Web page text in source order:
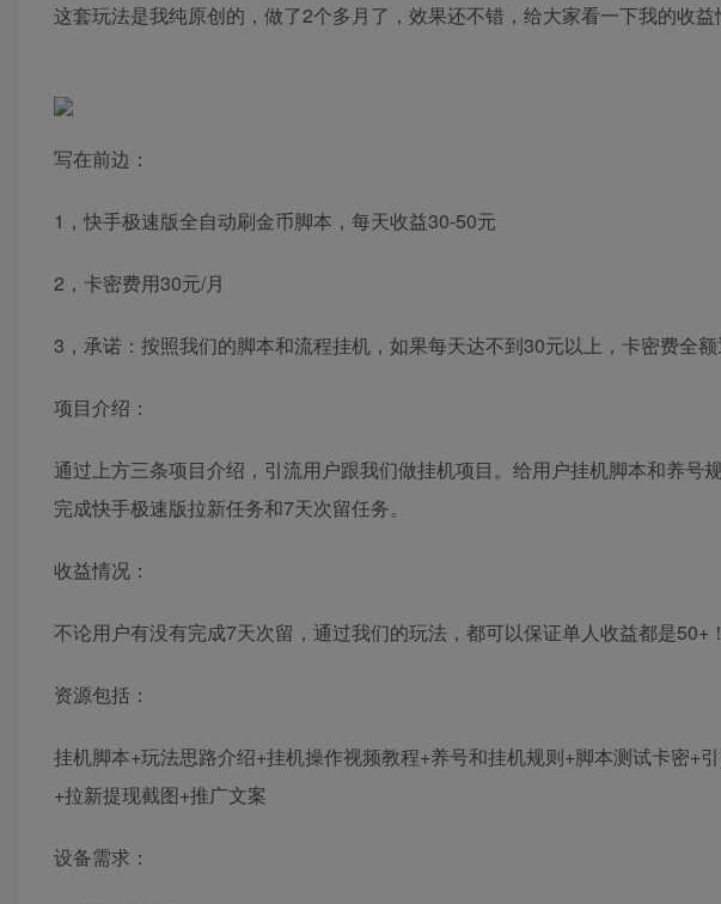
这套玩法是我纯原创的，做了2个多月了，效果还不错，给大家看一下我的收益
写在前边：
1，快手极速版全自动刷金币脚本，每天收益30-50元
2，卡密费用30元/月
3，承诺：按照我们的脚本和流程挂机，如果每天达不到30元以上，卡密费全额
项目介绍：
通过上方三条项目介绍，引流用户跟我们做挂机项目。给用户挂机脚本和养号
完成快手极速版拉新任务和7天次留任务。
收益情况：
不论用户有没有完成7天次留，通过我们的玩法，都可以保证单人收益都是50+
资源包括：
挂机脚本+玩法思路介绍+挂机操作视频教程+养号和挂机规则+脚本测试卡密+
+拉新提现截图+推广文案
设备需求：